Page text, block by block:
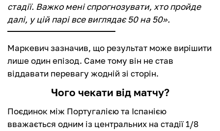
стадії. Важко мені спрогнозувати, хто пройде
далі, у цій парі все виглядає 50 на 50».
Маркевич зазначив, що результат може вирішити
лише один епізод. Саме тому він не став
віддавати перевагу жодній зі сторін.
Чого чекати від матчу?
Поєдинок між Португалією та Іспанією
вважається одним із центральних на стадії 1/8